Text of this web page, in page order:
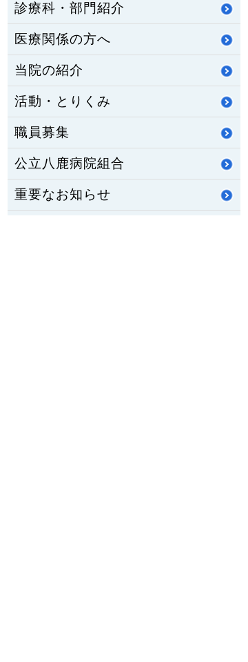
診療科・部門紹介
医療関係の方へ
当院の紹介
活動・とりくみ
職員募集
公立八鹿病院組合
重要なお知らせ